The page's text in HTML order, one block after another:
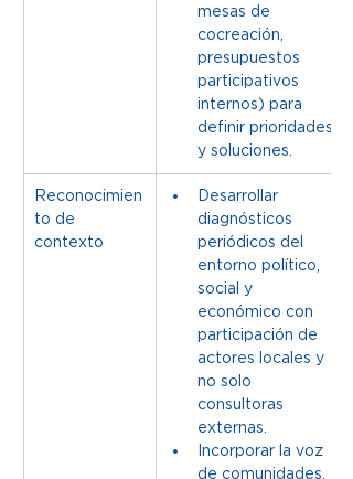
mesas de
cocreación,
presupuestos
participativos
internos) para
definir prioridades
y soluciones.
Reconocimien
to de
contexto
Desarrollar
diagnósticos
periódicos del
entorno político,
social y
económico con
participación de
actores locales y
no solo
consultoras
externas.
Incorporar la voz
de comunidades,